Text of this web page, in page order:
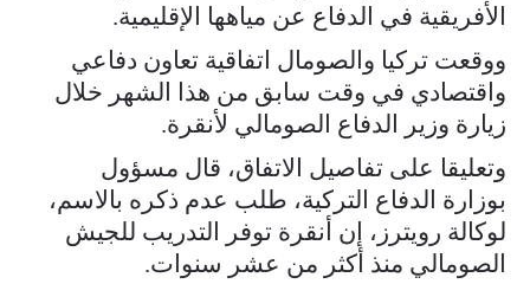
الأفريقية في الدفاع عن مياهها الإقليمية.
ووقعت تركيا والصومال اتفاقية تعاون دفاعي
واقتصادي في وقت سابق من هذا الشهر خلال
زيارة وزير الدفاع الصومالي لأنقرة.
وتعليقا على تفاصيل الاتفاق، قال مسؤول
بوزارة الدفاع التركية، طلب عدم ذكره بالاسم،
لوكالة رويترز، إن أنقرة توفر التدريب للجيش
الصومالي منذ أكثر من عشر سنوات.